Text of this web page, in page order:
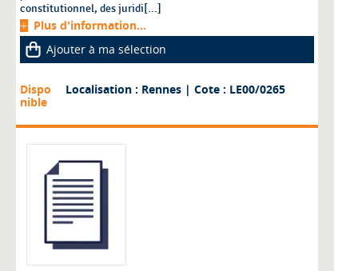
constitutionnel, des juridi[...]
Plus d'information...
Ajouter à ma sélection
Dispo
nible
Localisation : Rennes | Cote : LE00/0265